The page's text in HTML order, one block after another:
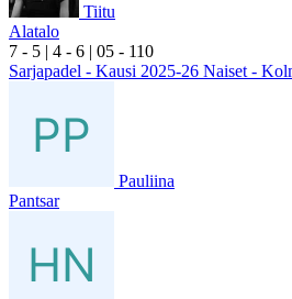
Tiitu
Alatalo
7 - 5 | 4 - 6 | 05 - 110
Sarjapadel - Kausi 2025-26 Naiset -
Pauliina
Pantsar